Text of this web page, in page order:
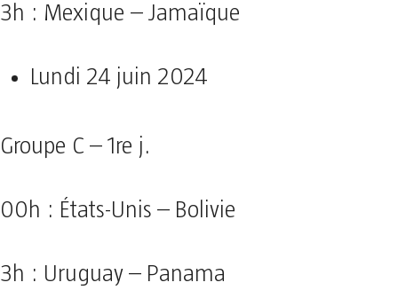
3h : Mexique – Jamaïque
Lundi 24 juin 2024
Groupe C – 1re j.
00h : États-Unis – Bolivie
3h : Uruguay – Panama